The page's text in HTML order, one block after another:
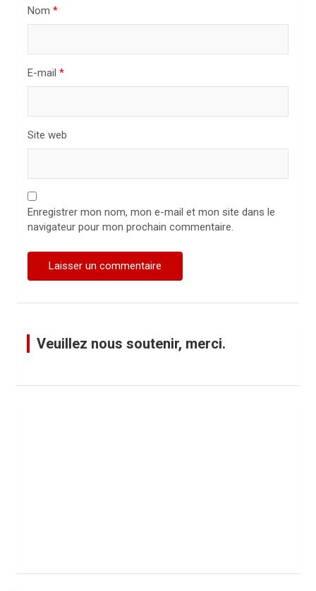
Nom *
E-mail *
Site web
Enregistrer mon nom, mon e-mail et mon site dans le
navigateur pour mon prochain commentaire.
Veuillez nous soutenir, merci.